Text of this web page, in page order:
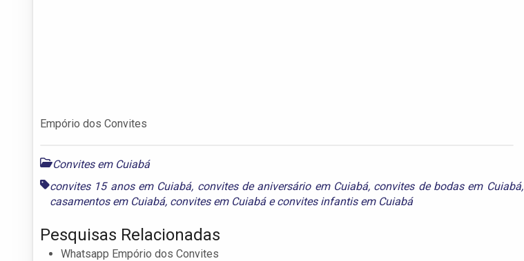
Empório dos Convites
Convites em Cuiabá
convites 15 anos em Cuiabá, convites de aniversário em Cuiabá, convites de bodas em Cuiabá,
casamentos em Cuiabá, convites em Cuiabáeconvites infantis em Cuiabá
Pesquisas Relacionadas
Whatsapp Empório dos Convites